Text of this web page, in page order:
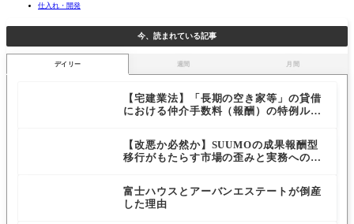
仕入れ・開発
今、読まれている記事
デイリー 週間 月間
【宅建業法】「長期の空き家等」の貸借
における仲介手数料（報酬）の特例ルー
【改悪か必然か】SUUMOの成果報酬型
移行がもたらす市場の歪みと実務への影
富士ハウスとアーバンエステートが倒産
した理由